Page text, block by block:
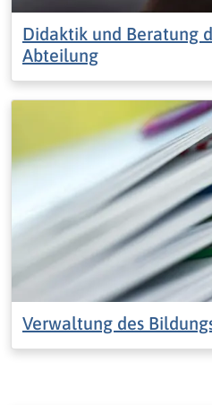
Didaktik und Beratung
Abteilung
Verwaltung des